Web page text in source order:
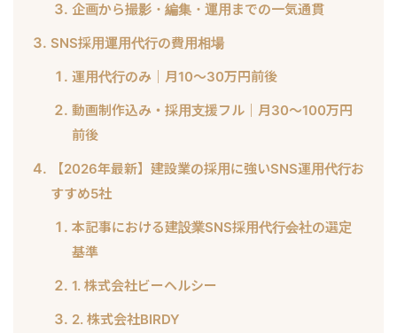
企画から撮影・編集・運用までの一気通貫
SNS採用運用代行の費用相場
運用代行のみ｜月10〜30万円前後
動画制作込み・採用支援フル｜月30〜100万円
前後
【2026年最新】建設業の採用に強いSNS運用代行お
すすめ5社
本記事における建設業SNS採用代行会社の選定
基準
1. 株式会社ビーヘルシー
2. 株式会社BIRDY